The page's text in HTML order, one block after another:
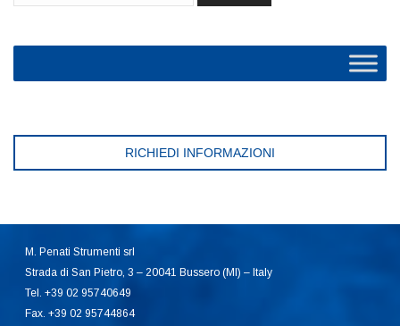
RICHIEDI INFORMAZIONI
M. Penati Strumenti srl
Strada di San Pietro, 3 – 20041 Bussero (MI) – Italy
Tel. +39 02 95740649
Fax. +39 02 95744864